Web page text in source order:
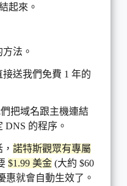
起來。
方法。
接送我們免費 1 年的
把域名跟主機連結
的程序。
諾特斯觀眾有專屬
$1.99 美金 (大約 $60
惠就會自動生效了。